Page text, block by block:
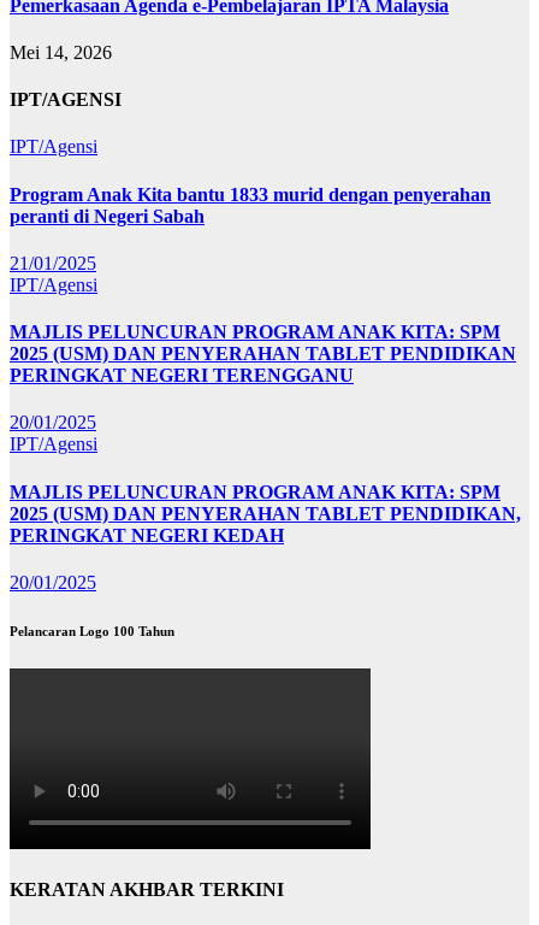
Pemerkasaan Agenda e-Pembelajaran IPTA Malaysia
Mei 14, 2026
IPT/AGENSI
IPT/Agensi
Program Anak Kita bantu 1833 murid dengan penyerahan
peranti di Negeri Sabah
21/01/2025
IPT/Agensi
MAJLIS PELUNCURAN PROGRAM ANAK KITA: SPM
2025 (USM) DAN PENYERAHAN TABLET PENDIDIKAN
PERINGKAT NEGERI TERENGGANU
20/01/2025
IPT/Agensi
MAJLIS PELUNCURAN PROGRAM ANAK KITA: SPM
2025 (USM) DAN PENYERAHAN TABLET PENDIDIKAN,
PERINGKAT NEGERI KEDAH
20/01/2025
Pelancaran Logo 100 Tahun
KERATAN AKHBAR TERKINI